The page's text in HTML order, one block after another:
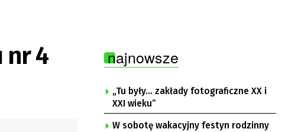
nr 4 najnowsze
„Tu były… zakłady fotograficzne XX i
XXI wieku”
W sobotę wakacyjny festyn rodzinny